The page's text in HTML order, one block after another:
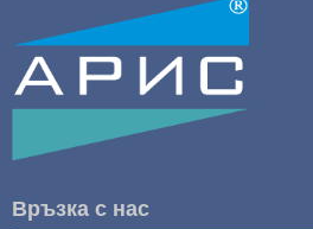
Връзка с нас